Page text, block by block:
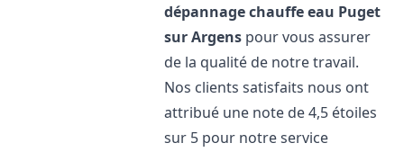
dépannage chauffe eau Puget
sur Argens pour vous assurer
de la qualité de notre travail.
Nos clients satisfaits nous ont
attribué une note de 4,5 étoiles
sur 5 pour notre service